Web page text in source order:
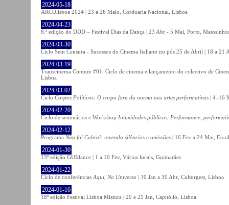
2024-05-18
ARCOlisboa 2024 | 23 a 26 Maio, Cordoaria Nacional, Lisboa
2024-04-23
8.ª edição do DDD – Festival Dias da Dança | 23 Abr - 5 Mai, Porto,
2024-03-30
Ciclo Sem Censura - Sucessos do Cinema Italiano no pós 25 de Abril | 18 a
2024-03-19
Transcinema Comum #01. Ciclo de cinema e lançamento do colectivo de
Lisboa
2024-03-02
Ciclo Corpos Políticos: O corpo fora da norma nas artes performativas | 4–16
2024-02-20
Ciclo de seminários e Workshop Intimidades públicas, Performance,
2024-02-12
Programa Não foi Cabral: revendo silêncios e omissões | 16 Fev a 24 Mai,
2024-01-30
13ª edição GUIdance | 1 a 10 Fev, Vários locais, Guimarães
2024-01-22
Ciclo de conferências Aqui, No Universo | 30 Jan a 30 Abr, Culturgest, Lisboa
2024-01-16
18º edição Festival Lisboa Mistura | 20 e 21 Jan, Capitólio, Lisboa